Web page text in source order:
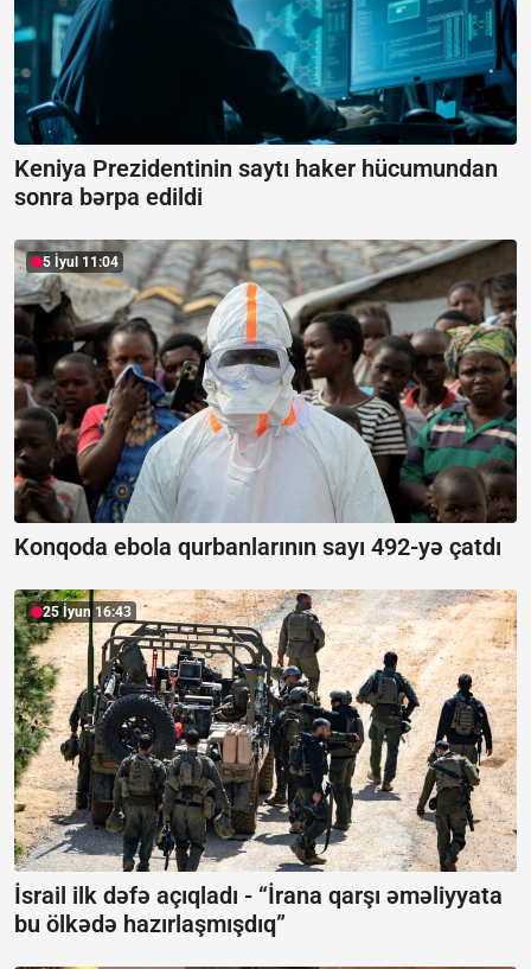
Keniya Prezidentinin saytı haker hücumundan
sonra bərpa edildi
5 İyul 11:04
Konqoda ebola qurbanlarının sayı 492-yə çatdı
25 İyun 16:43
İsrail ilk dəfə açıqladı - “İrana qarşı əməliyyata
bu ölkədə hazırlaşmışdıq”